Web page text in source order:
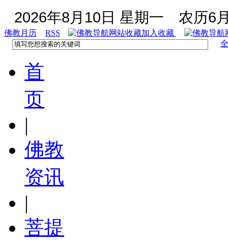
2026年8月10日 星期一 农历6
佛教月历 RSS
加入收藏
首
页
|
佛教
资讯
|
菩提